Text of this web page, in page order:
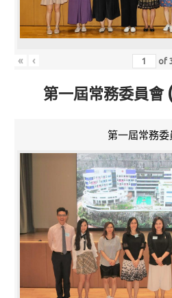
« ‹ of
第一屆常務委員
第一屆常務委